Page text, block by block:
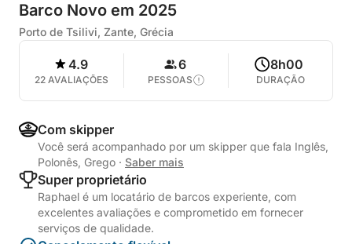
Barco Novo em 2025
Porto de Tsilivi, Zante, Grécia
4.9
22 AVALIAÇÕES
6
PESSOAS
8h00
DURAÇÃO
Com skipper
Você será acompanhado por um skipper que fala Inglês,
Polonês, Grego · Saber mais
Super proprietário
Raphael é um locatário de barcos experiente, com
excelentes avaliações e comprometido em fornecer
serviços de qualidade.